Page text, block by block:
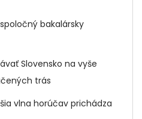
bakalársky
Slovensko na vyše
trás
vlna horúčav prichádza